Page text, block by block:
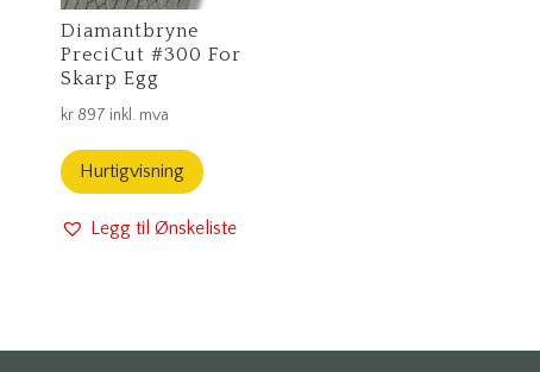
Diamantbryne
PreciCut #300 For
Skarp Egg
kr897 inkl. mva
Hurtigvisning
Legg til Ønskeliste